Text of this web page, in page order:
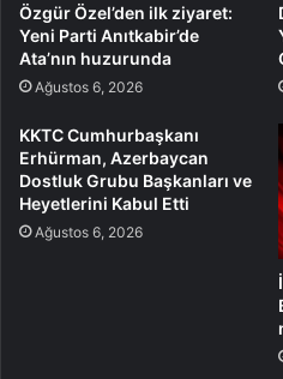
Özgür Özel’den ilk ziyaret:
Yeni Parti Anıtkabir’de
Ata’nın huzurunda
Ağustos 6, 2026
KKTC Cumhurbaşkanı
Erhürman, Azerbaycan
Dostluk Grubu Başkanları ve
Heyetlerini Kabul Etti
Ağustos 6, 2026